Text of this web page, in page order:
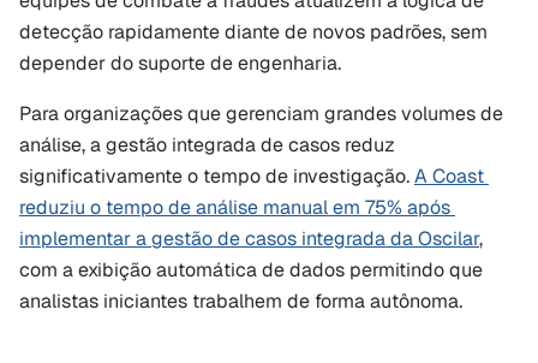
detecção rapidamente diante de novos padrões, sem
depender do suporte de engenharia.
Para organizações que gerenciam grandes volumes de
análise, a gestão integrada de casos reduz
significativamente o tempo de investigação. A Coast
reduziu o tempo de análise manual em 75% após
implementar a gestão de casos integrada da Oscilar,
com a exibição automática de dados permitindo que
analistas iniciantes trabalhem de forma autônoma.